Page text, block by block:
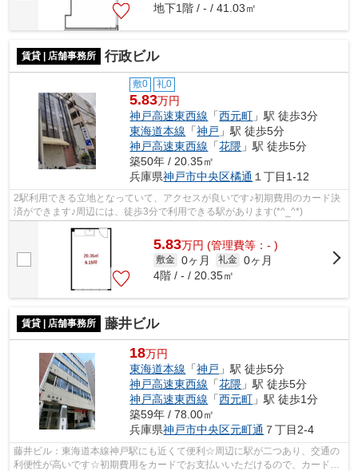
地下1階 / - / 41.03㎡
賃貸 | 店舗事務所 行政ビル
敷0 礼0
5.83万円
神戸高速東西線 「西元町 」駅 徒歩3分
東海道本線 「神戸 」駅 徒歩5分
神戸高速東西線 「花隈 」駅 徒歩5分
築50年 / 20.35㎡
兵庫県神戸市中央区橘通 １丁目1-12
2駅利用できる立地となっていて、アクセスが良いです♪初期費用のカード決
済ができます♪周辺には、徒歩3分で利用できる駅があります(*^_^*)
5.83万円 (管理費等：- )
敷金 0ヶ月 礼金 0ヶ月
4階 / - / 20.35㎡
賃貸 | 店舗事務所 藤井ビル
18万円
東海道本線 「神戸 」駅 徒歩5分
神戸高速東西線 「花隈 」駅 徒歩5分
神戸高速東西線 「西元町 」駅 徒歩1分
築59年 / 78.00㎡
兵庫県神戸市中央区元町通 ７丁目2-4
藤井ビル：東海道本線神戸駅にも近くて便利☆周辺に駅が二つあり、交通の
利便性が高いです☆初期費用をカードでお支払いいただけるので、カードで